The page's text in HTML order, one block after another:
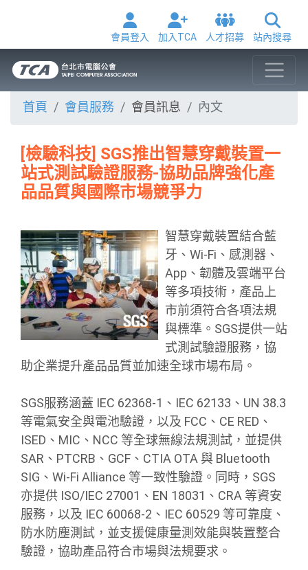
會員登入 加入TCA 人才招募 站內搜尋
首頁 會員服務 會員訊息 內文
[檢驗科技] SGS推出智慧穿戴裝置一
站式測試驗證服務-協助品牌強化產
品品質與國際市場競爭力
智慧穿戴裝置結合藍
牙、Wi-Fi、感測器、
App、韌體及雲端平台
等多項技術，產品上
市前須符合各項法規
與標準。SGS提供一站
式測試驗證服務，協
助企業提升產品品質並加速全球市場布局。
SGS服務涵蓋 IEC 62368-1、IEC 62133、UN 38.3
等電氣安全與電池驗證，以及 FCC、CE RED、
ISED、MIC、NCC 等全球無線法規測試，並提供
SAR、PTCRB、GCF、CTIA OTA 與 Bluetooth
SIG、Wi-Fi Alliance 等一致性驗證。同時，SGS
亦提供 ISO/IEC 27001、EN 18031、CRA 等資安
服務，以及 IEC 60068-2、IEC 60529 等可靠度、
防水防塵測試，並支援健康量測效能與裝置整合
驗證，協助產品符合市場與法規要求。